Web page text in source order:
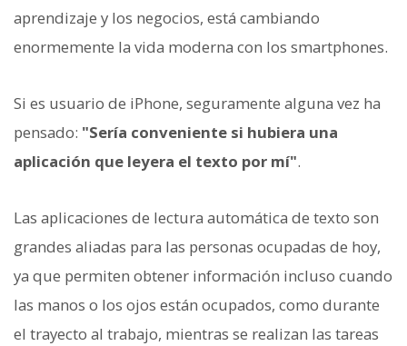
aprendizaje y los negocios, está cambiando
enormemente la vida moderna con los smartphones.
Si es usuario de iPhone, seguramente alguna vez ha
pensado: "Sería conveniente si hubiera una
aplicación que leyera el texto por mí".
Las aplicaciones de lectura automática de texto son
grandes aliadas para las personas ocupadas de hoy,
ya que permiten obtener información incluso cuando
las manos o los ojos están ocupados, como durante
el trayecto al trabajo, mientras se realizan las tareas